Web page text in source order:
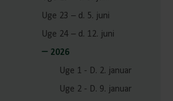
Uge 23 – d. 5. juni
Uge 24 – d. 12. juni
2026
Uge 1 - D. 2. januar
Uge 2 - D. 9. januar